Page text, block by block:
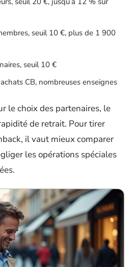
seuil 10 €, plus de 1 900
seuil 10 €
CB, nombreuses enseignes
le choix des partenaires, le
de retrait. Pour tirer
il vaut mieux comparer
les opérations spéciales